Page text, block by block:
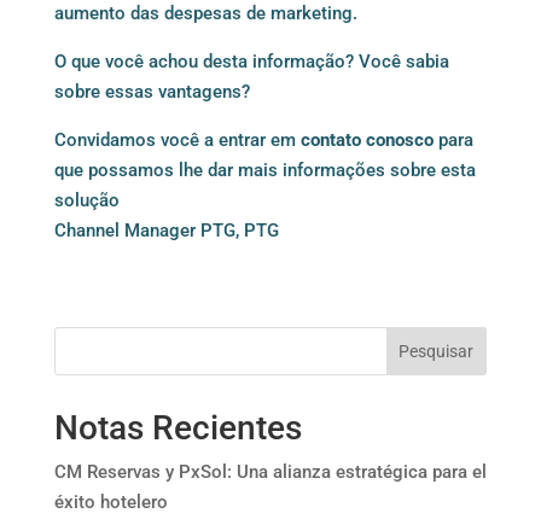
aumento das despesas de marketing.
O que você achou desta informação? Você sabia
sobre essas vantagens?
Convidamos você a entrar em contato conosco para
que possamos lhe dar mais informações sobre esta
solução
Channel Manager PTG, PTG
Pesquisar
Notas Recientes
CM Reservas y PxSol: Una alianza estratégica para el
éxito hotelero